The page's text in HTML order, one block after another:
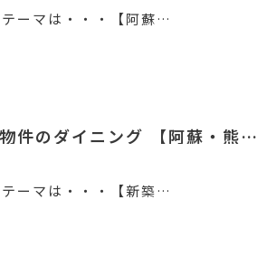
ーマは・・・【阿蘇…
件のダイニング 【阿蘇・熊…
ーマは・・・【新築…